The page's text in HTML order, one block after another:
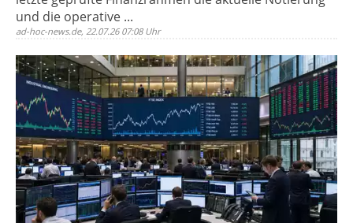
und die operative ...
ad-hoc-news.de, 22.07.26 07:08 Uhr